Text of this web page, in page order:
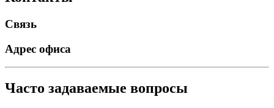
Связь
Адрес офиса
Часто задаваемые вопросы